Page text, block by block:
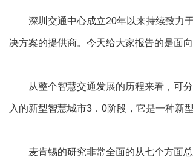
深圳交通中心成立20年以来持续致力于
决方案的提供商。今天给大家报告的是面
从整个智慧交通发展的历程来看，可分
入的新型智慧城市3．0阶段，它是一种新
麦肯锡的研究非常全面的从七个方面总